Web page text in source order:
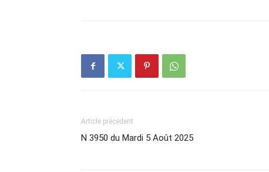
Article précédent
N 3950 du Mardi 5 Août 2025